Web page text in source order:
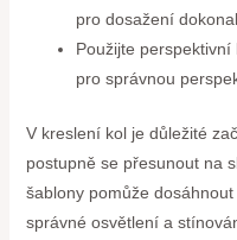
pro dosažení
Použijte
pro správnou
V kreslení kol je důležité
postupně se přesunout na
šablony pomůže
správné osvětlení a